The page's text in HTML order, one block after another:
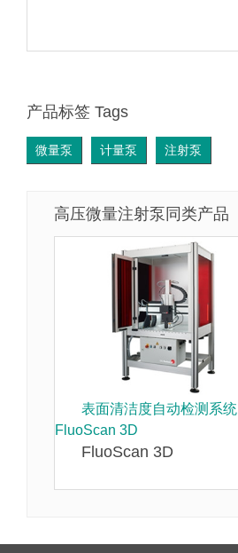
产品标签 Tags
微量泵 计量泵 注射泵
高压微量注射泵同类产品
表面清洁度自动检测系统
FluoScan 3D
FluoScan 3D